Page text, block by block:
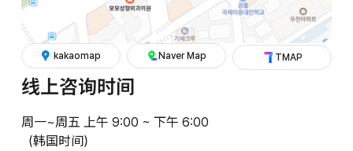
线上咨询时间
周一~周五 上午 9:00 ~ 下午 6:00
（韩国时间）
kakaomap Naver Map TMAP